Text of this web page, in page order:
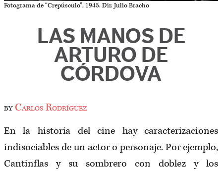
Fotograma de “Crepúsculo”, 1945. Dir. Julio Bracho
LAS MANOS DE
ARTURO DE
CÓRDOVA
byCarlos Rodríguez
En la historia del cine hay caracterizaciones
indisociables de un actor o personaje. Por ejemplo,
Cantinflas y su sombrero con doblez y los